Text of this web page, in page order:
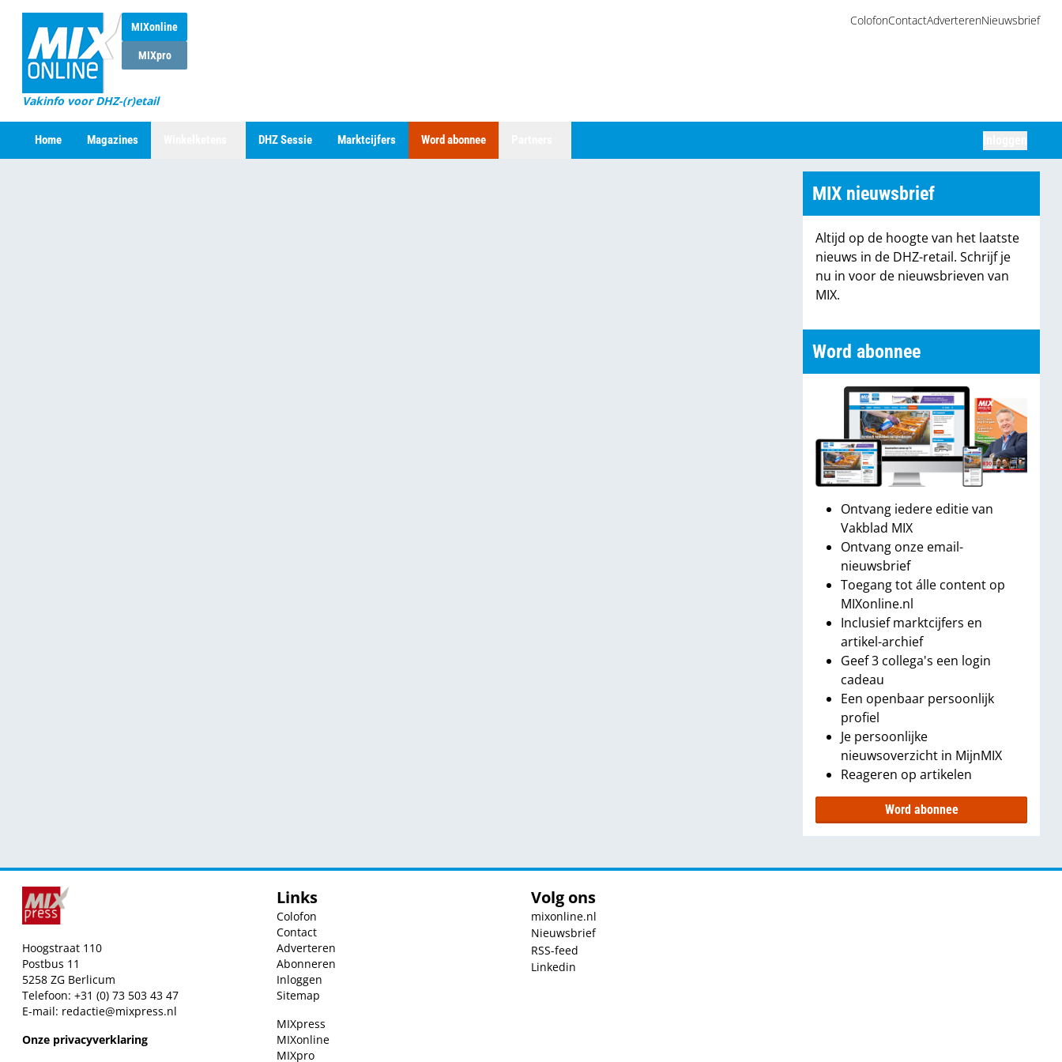
MIXonline
MIXpro
Vakinfo voor DHZ-(r)etail
ColofonContactAdverterenNieuwsbrief
Home Magazines DHZ Sessie Marktcijfers Word abonnee
MIX nieuwsbrief
Altijd op de hoogte van het laatste
nieuws in de DHZ-retail. Schrijf je
nu in voor de nieuwsbrieven van
MIX.
Word abonnee
Ontvang iedere editie van
Vakblad MIX
Ontvang onze email-
nieuwsbrief
Toegang tot álle content op
MIXonline.nl
Inclusief marktcijfers en
artikel-archief
Geef 3 collega's een login
cadeau
Een openbaar persoonlijk
profiel
Je persoonlijke
nieuwsoverzicht in MijnMIX
Reageren op artikelen
Word abonnee
Hoogstraat 110
Postbus 11
5258 ZG Berlicum
Telefoon: +31 (0) 73 503 43 47
E-mail: redactie@mixpress.nl
Onze privacyverklaring
Links
Colofon
Contact
Adverteren
Abonneren
Inloggen
Sitemap
MIXpress
MIXonline
MIXpro
Volg ons
mixonline.nl
Nieuwsbrief
RSS-feed
Linkedin